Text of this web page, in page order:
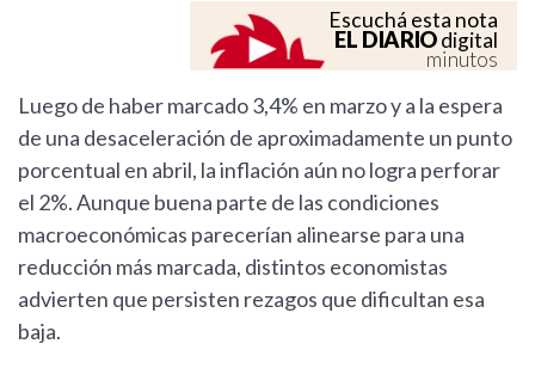
Escuchá esta nota
EL DIARIOdigital
minutos
Luego de haber marcado 3,4% en marzo y a la espera
de una desaceleración de aproximadamente un punto
porcentual en abril, la inflación aún no logra perforar
el 2%. Aunque buena parte de las condiciones
macroeconómicas parecerían alinearse para una
reducción más marcada, distintos economistas
advierten que persisten rezagos que dificultan esa
baja.